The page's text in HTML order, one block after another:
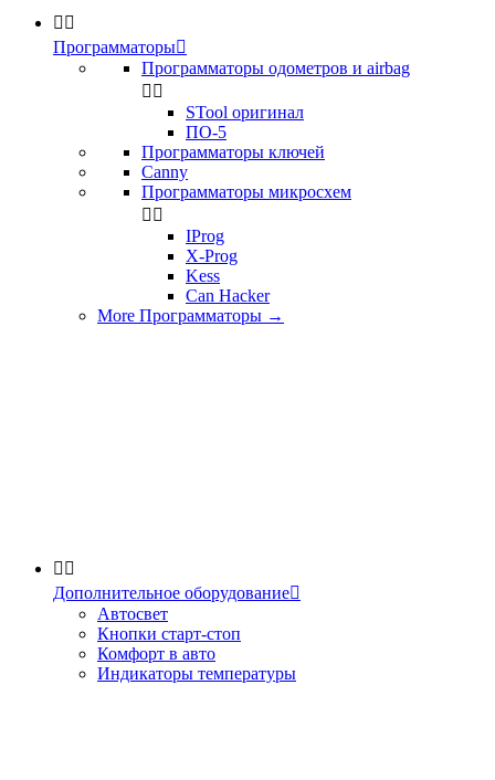
 
Программаторы
Программаторы одометров и airbag
 
STool оригинал
ПО-5
Программаторы ключей
Canny
Программаторы микросхем
 
IProg
X-Prog
Kess
Can Hacker
More Программаторы →
 
Дополнительное оборудование
Автосвет
Кнопки старт-стоп
Комфорт в авто
Индикаторы температуры